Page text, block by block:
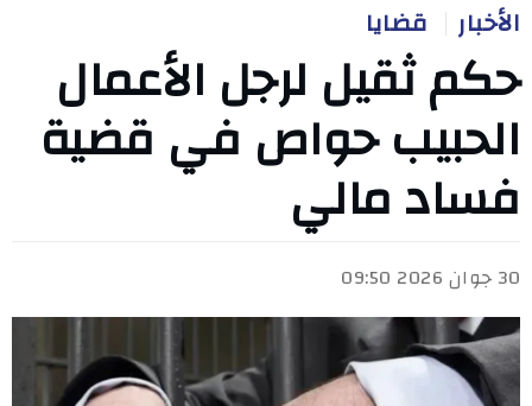
الأخبار قضايا
حكم ثقيل لرجل الأعمال
الحبيب حواص في قضية
فساد مالي
30 جوان 2026 09:50